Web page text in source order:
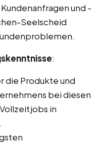
und -
Seelscheid
:
die Produkte und
bei diesen
in